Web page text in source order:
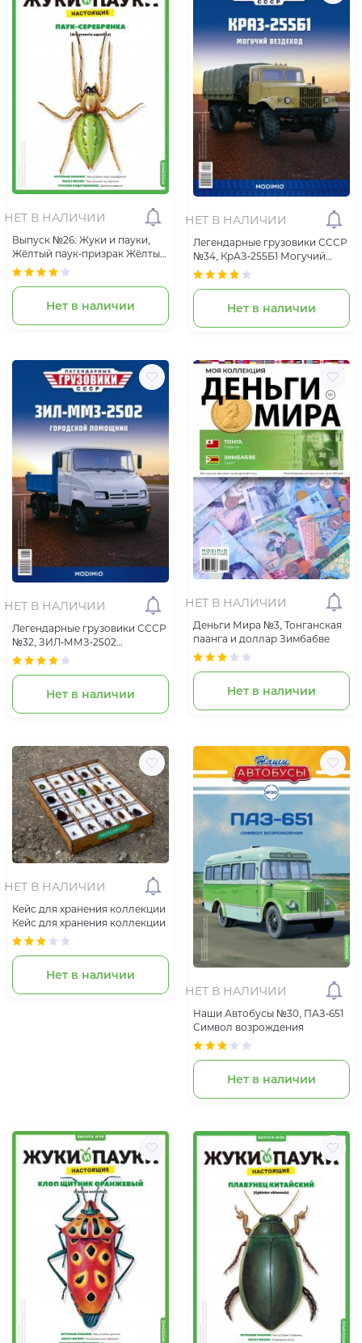
НЕТ В НАЛИЧИИ
Выпуск №26: Жуки и пауки,
Жёлтый паук-призрак Жёлтый
паук-призрак
Нет в наличии
НЕТ В НАЛИЧИИ
Легендарные грузовики СССР
№34, КрАЗ-255Б1 Могучий
вездеход
Нет в наличии
НЕТ В НАЛИЧИИ
Легендарные грузовики СССР
№32, ЗИЛ-ММЗ-2502
Городской Помощник
Нет в наличии
НЕТ В НАЛИЧИИ
Деньги Мира №3, Тонганская
паанга и доллар Зимбабве
Нет в наличии
НЕТ В НАЛИЧИИ
Кейс для хранения коллекции
Кейс для хранения коллекции
Нет в наличии
НЕТ В НАЛИЧИИ
Наши Автобусы №30, ПАЗ-651
Символ возрождения
Нет в наличии